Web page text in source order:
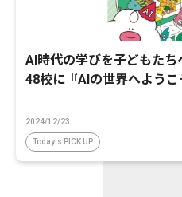
AI時代の学びを子どもた
48校に『AIの世界へよう
2024/12/23
Today's PICK UP